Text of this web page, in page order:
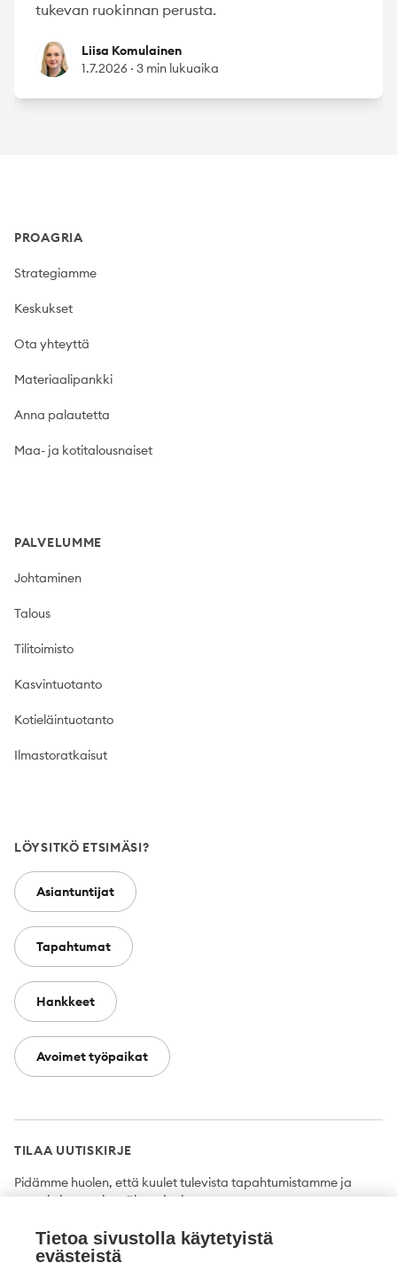
tukevan ruokinnan perusta.
Liisa Komulainen
Liisa Komulainen
1.7.2026 · 3 min lukuaika
PROAGRIA
Strategiamme
Keskukset
Ota yhteyttä
Materiaalipankki
Anna palautetta
Maa- ja kotitalousnaiset
PALVELUMME
Johtaminen
Talous
Tilitoimisto
Kasvintuotanto
Kotieläintuotanto
Ilmastoratkaisut
LÖYSITKÖ ETSIMÄSI?
Asiantuntijat
Tapahtumat
Hankkeet
Avoimet työpaikat
TILAA UUTISKIRJE
Pidämme huolen, että kuulet tulevista tapahtumistamme ja
uutuuksista ensimmäisten joukossa.
Tilaa
Tietoa sivustolla käytetyistä
evästeistä